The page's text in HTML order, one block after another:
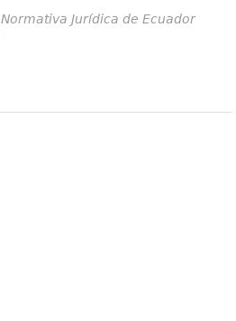
Normativa Jurídica de Ecuador